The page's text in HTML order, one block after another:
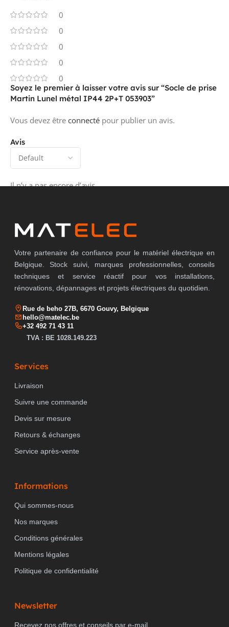
0
0
0
0
0
Avis
Il n’y a pas encore d’avis.
Soyez le premier à laisser votre avis sur “Socle de prise
Martin Lunel métal IP44 2P+T 053903”
Vous devez être connecté pour publier un avis.
Votre partenaire de confiance pour le matériel électrique en
Belgique. Stock suivi, marques professionnelles, conseils
techniques et service réactif pour vos installations,
rénovations, dépannages et projets électriques du quotidien.
Rue de beho 27B, 6670 Gouvy, Belgique
hello@matelec.be
+32 492 71 43 11
TVA : BE 1028.149.223
Services
Livraison
Suivre une commande
Devis sur mesure
Retours & échanges
Service après-vente
Informations
Qui sommes-nous
Nos marques
Conditions générales
Mentions légales
Politique de confidentialité
Newsletter
Recevez nos offres et conseils par e-mail.